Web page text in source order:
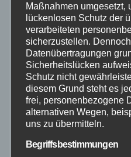
Aktuelles
Allgemein
Altenkirchen
Bundespolizei
Feuerwehr
Maßnahmen umgesetzt,
lückenlosen Schutz der
verarbeiteten
sicherzustellen.
Datenübertragungen
Sicherheitslücken
Schutz nicht
diesem Grund steht es
frei, personenbezogene
alternativen Wegen,
uns zu übermitteln.
Begriffsbestimmungen